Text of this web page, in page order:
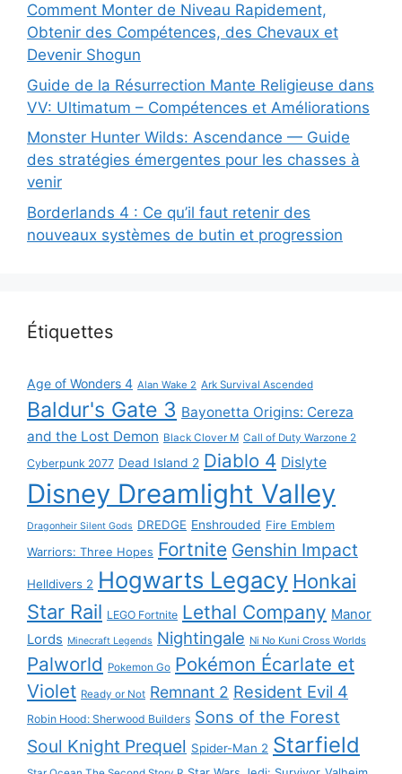
Comment Monter de Niveau Rapidement,
Obtenir des Compétences, des Chevaux et
Devenir Shogun
Guide de la Résurrection Mante Religieuse dans
VV: Ultimatum – Compétences et Améliorations
Monster Hunter Wilds: Ascendance — Guide
des stratégies émergentes pour les chasses à
venir
Borderlands 4 : Ce qu’il faut retenir des
nouveaux systèmes de butin et progression
Étiquettes
Age of Wonders 4 Alan Wake 2 Ark Survival Ascended
Baldur's Gate 3 Bayonetta Origins: Cereza
and the Lost Demon Black Clover M Call of Duty Warzone 2
Cyberpunk 2077 Dead Island 2 Diablo 4 Dislyte
Disney Dreamlight Valley
Dragonheir Silent Gods DREDGE Enshrouded Fire Emblem
Warriors: Three Hopes Fortnite Genshin Impact
Helldivers 2 Hogwarts Legacy Honkai
Star Rail LEGO Fortnite Lethal Company Manor
Lords Minecraft Legends Nightingale Ni No Kuni Cross Worlds
Palworld Pokemon Go Pokémon Écarlate et
Violet Ready or Not Remnant 2 Resident Evil 4
Robin Hood: Sherwood Builders Sons of the Forest
Soul Knight Prequel Spider-Man 2 Starfield